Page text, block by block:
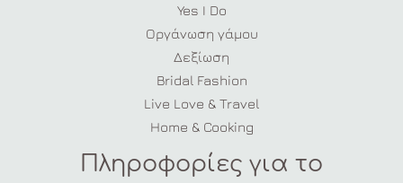
Yes I Do
Οργάνωση γάμου
Δεξίωση
Bridal Fashion
Live Love & Travel
Home & Cooking
Πληροφορίες για το